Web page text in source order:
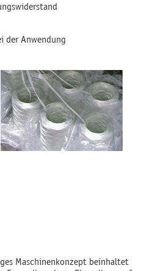
der Anwendung
Maschinenkonzept beinhaltet